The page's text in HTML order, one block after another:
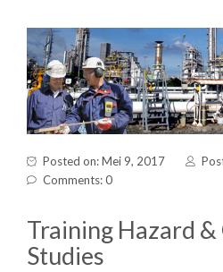
Posted on: Mei 9, 2017
Comments: 0
Training Hazard
Studies